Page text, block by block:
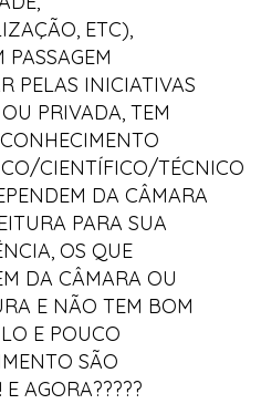
ETC),
PASSAGEM
PELAS INICIATIVAS
PRIVADA, TEM
CIENTÍFICO/TÉCNICO
DA CÂMARA
PARA SUA
OS QUE
DA CÂMARA OU
E NÃO TEM BOM
E POUCO
SÃO
AGORA?????